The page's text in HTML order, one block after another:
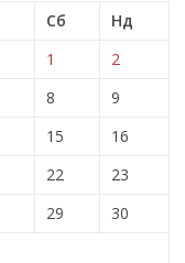
Сб
Нд
1
2
8
9
15
16
22
23
29
30